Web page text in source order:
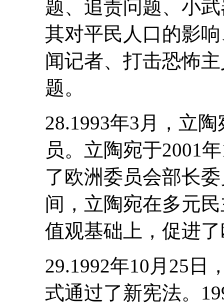
题、追责问题、小
其对平民人口的影
闻记者、打击恐怖
题。
28.1993年3月，立
员。立陶宛于2001
了欧洲委员会部长
间，立陶宛在多元
值观基础上，促进
29.1992年10月25日
式通过了新宪法。